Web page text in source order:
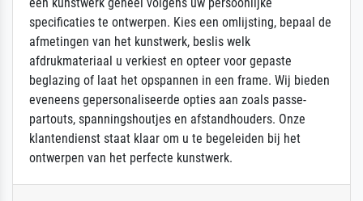
een kunstwerk geheel volgens uw persoonlijke
specificaties te ontwerpen. Kies een omlijsting, bepaal de
afmetingen van het kunstwerk, beslis welk
afdrukmateriaal u verkiest en opteer voor gepaste
beglazing of laat het opspannen in een frame. Wij bieden
eveneens gepersonaliseerde opties aan zoals passe-
partouts, spanningshoutjes en afstandhouders. Onze
klantendienst staat klaar om u te begeleiden bij het
ontwerpen van het perfecte kunstwerk.